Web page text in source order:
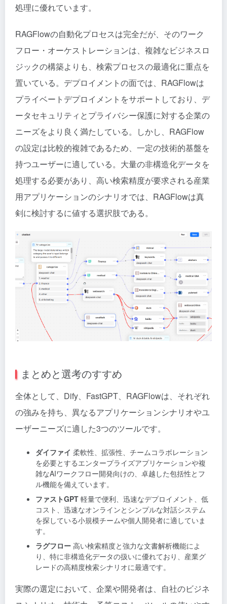
処理に優れています。
RAGFlowの自動化プロセスは完全だが、そのワーク
フロー・オーケストレーションは、複雑なビジネスロ
ジックの構築よりも、検索プロセスの最適化に重点を
置いている。デプロイメントの面では、RAGFlowは
プライベートデプロイメントをサポートしており、デ
ータセキュリティとプライバシー保護に対する企業の
ニーズをより良く満たしている。しかし、RAGFlow
の設定は比較的複雑であるため、一定の技術的基盤を
持つユーザーに適している。大量の非構造化データを
処理する必要があり、高い検索精度が要求される産業
用アプリケーションのシナリオでは、RAGFlowは真
剣に検討するに値する選択肢である。
まとめと選考のすすめ
全体として、Dify、FastGPT、RAGFlowは、それぞれ
の強みを持ち、異なるアプリケーションシナリオやユ
ーザーニーズに適した3つのツールです。
ダイファイ 柔軟性、拡張性、チームコラボレーション
を必要とするエンタープライズアプリケーションや複
雑なAIワークフロー開発向けの、卓越した包括性とフ
ル機能を備えています。
ファストGPT 軽量で便利、迅速なデプロイメント、低
コスト、迅速なオンラインとシンプルな対話システム
を探している小規模チームや個人開発者に適していま
す。
ラグフロー 高い検索精度と強力な文書解析機能によ
り、特に非構造化データの扱いに優れており、産業グ
レードの高精度検索シナリオに最適です。
実際の選定において、企業や開発者は、自社のビジネ